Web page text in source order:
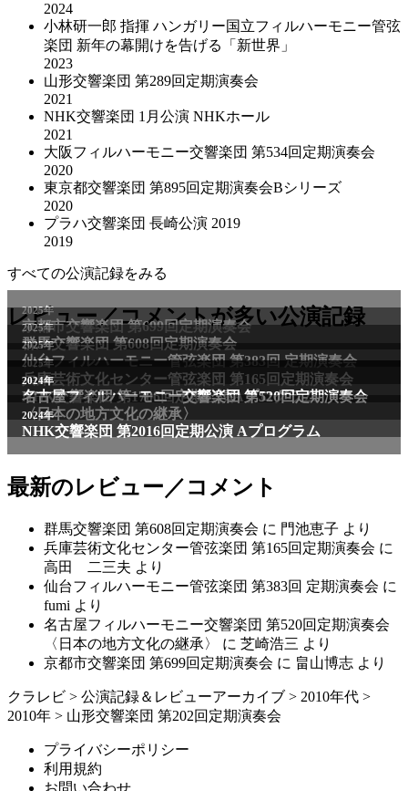
2024
小林研一郎 指揮 ハンガリー国立フィルハーモニー管弦
楽団 新年の幕開けを告げる「新世界」
2023
山形交響楽団 第289回定期演奏会
2021
NHK交響楽団 1⽉公演 NHKホール
2021
大阪フィルハーモニー交響楽団 第534回定期演奏会
2020
東京都交響楽団 第895回定期演奏会Bシリーズ
2020
プラハ交響楽団 長崎公演 2019
2019
すべての公演記録をみる
レビュー／コメントが多い公演記録
2025年
京都市交響楽団 第699回定期演奏会
2025年
群馬交響楽団 第608回定期演奏会
2025年
仙台フィルハーモニー管弦楽団 第383回 定期演奏会
2025年
兵庫芸術文化センター管弦楽団 第165回定期演奏会
2011年
NHK交響楽団 第1706回定期公演Aプログラム
2024年
名古屋フィルハーモニー交響楽団 第520回定期演奏会
〈日本の地方文化の継承〉
2024年
NHK交響楽団 第2016回定期公演 Aプログラム
最新のレビュー／コメント
群馬交響楽団 第608回定期演奏会 に 門池恵子 より
兵庫芸術文化センター管弦楽団 第165回定期演奏会 に
高田 二三夫 より
仙台フィルハーモニー管弦楽団 第383回 定期演奏会 に
fumi より
名古屋フィルハーモニー交響楽団 第520回定期演奏会
〈日本の地方文化の継承〉
に 芝崎浩三 より
京都市交響楽団 第699回定期演奏会 に 畠山博志 より
クラレビ > 公演記録＆レビューアーカイブ > 2010年代 >
2010年 > 山形交響楽団 第202回定期演奏会
プライバシーポリシー
利用規約
お問い合わせ